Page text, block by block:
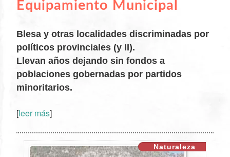
XX
Equipamiento Municipal
Blesa y otras localidades discriminadas por
políticos provinciales (y II).
Llevan años dejando sin fondos a
poblaciones gobernadas por partidos
minoritarios.
[leer más]
Naturaleza